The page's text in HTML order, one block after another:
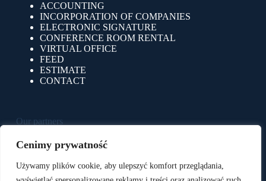
Cenimy prywatność
Używamy plików cookie, aby ulepszyć komfort przeglądania,
ACCOUNTING
INCORPORATION OF COMPANIES
ELECTRONIC SIGNATURE
CONFERENCE ROOM RENTAL
VIRTUAL OFFICE
FEED
ESTIMATE
CONTACT
Our partners
BluSoft
BluSerwer
BluStreamTV